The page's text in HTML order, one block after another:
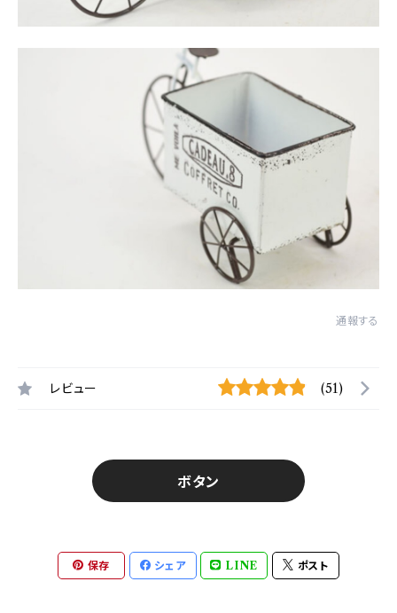
通報する
レビュー (51)
ボタン
保存 シェア LINE ポスト